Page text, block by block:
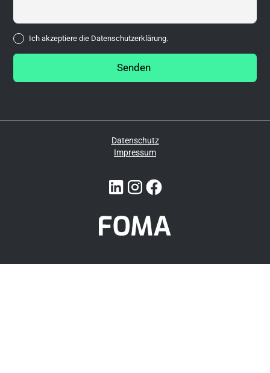
Ich akzeptiere die Datenschutzerklärung.
Datenschutz
Impressum